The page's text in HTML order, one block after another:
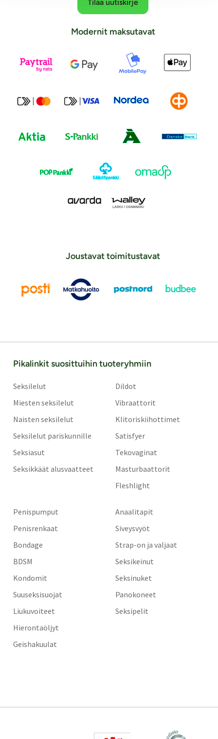
Tilaa uutiskirje
Modernit maksutavat
Joustavat toimitustavat
Pikalinkit suosittuihin tuoteryhmiin
Seksilelut
Miesten seksilelut
Naisten seksilelut
Seksilelut pariskunnille
Seksiasut
Seksikkäät alusvaatteet
Dildot
Vibraattorit
Klitoriskiihottimet
Satisfyer
Tekovaginat
Masturbaattorit
Fleshlight
Penispumput
Penisrenkaat
Bondage
BDSM
Kondomit
Suuseksisuojat
Liukuvoiteet
Hierontaöljyt
Geishakuulat
Anaalitapit
Siveysvyöt
Strap-on ja valjaat
Seksikeinut
Seksinuket
Panokoneet
Seksipelit